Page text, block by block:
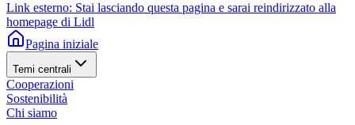
Link esterno: Stai lasciando questa pagina e sarai reindirizzato alla
homepage di Lidl
Pagina iniziale
Temi centrali
Cooperazioni
Sostenibilità
Chi siamo